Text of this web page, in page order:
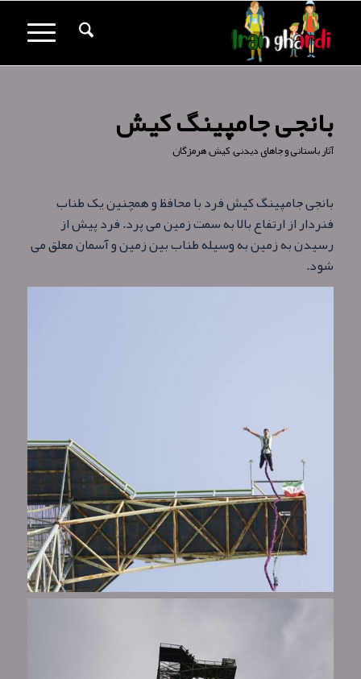
بانجی جامپینگ کیش
آثار باستانی و جاهای دیدنی,کیش,هرمزگان
بانجی جامپینگ کیش فرد با محافظ و همچنین یک طناب
فنردار از ارتفاع بالا به سمت زمین می پرد. فرد پیش از
رسیدن به زمین به وسیله طناب بین زمین و آسمان معلق می
شود.